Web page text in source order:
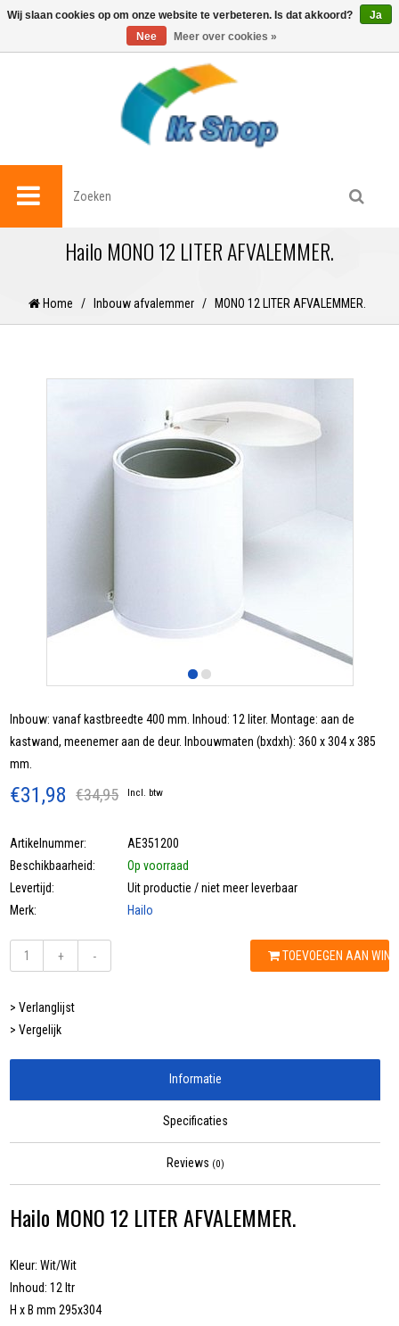
0
Hailo MONO 12 LITER AFVALEMMER.
Home / Inbouw afvalemmer / MONO 12 LITER AFVALEMMER.
Inbouw: vanaf kastbreedte 400 mm. Inhoud: 12 liter. Montage: aan de
kastwand, meenemer aan de deur. Inbouwmaten (bxdxh): 360 x 304 x 385
mm.
€31,98 €34,95 Incl. btw
Artikelnummer:
AE351200
Beschikbaarheid:
Op voorraad
Levertijd:
Uit productie / niet meer leverbaar
Merk:
Hailo
+ - TOEVOEGEN AAN
> Verlanglijst
> Vergelijk
Informatie
Specificaties
Reviews (0)
Hailo MONO 12 LITER AFVALEMMER.
Kleur: Wit/Wit
Inhoud: 12 ltr
H x B mm 295x304
Wij slaan cookies op om onze website te verbeteren. Is dat akkoord?
Ja
Nee
Meer over cookies »